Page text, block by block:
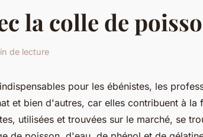
la colle de
de lecture
pour les ébénistes, les
et bien d'autres, car elles contribuent à la
utilisées et trouvées sur le marché, se